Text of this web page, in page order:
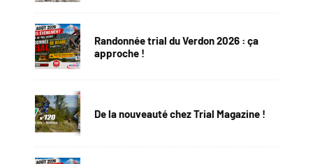
Randonnée trial du Verdon 2026 : ça
approche !
De la nouveauté chez Trial Magazine !